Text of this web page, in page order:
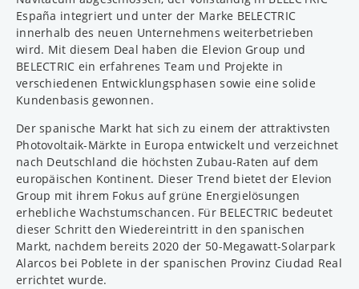
España integriert und unter der Marke BELECTRIC
innerhalb des neuen Unternehmens weiterbetrieben
wird. Mit diesem Deal haben die Elevion Group und
BELECTRIC ein erfahrenes Team und Projekte in
verschiedenen Entwicklungsphasen sowie eine solide
Kundenbasis gewonnen.
Der spanische Markt hat sich zu einem der attraktivsten
Photovoltaik-Märkte in Europa entwickelt und verzeichnet
nach Deutschland die höchsten Zubau-Raten auf dem
europäischen Kontinent. Dieser Trend bietet der Elevion
Group mit ihrem Fokus auf grüne Energielösungen
erhebliche Wachstumschancen. Für BELECTRIC bedeutet
dieser Schritt den Wiedereintritt in den spanischen
Markt, nachdem bereits 2020 der 50-Megawatt-Solarpark
Alarcos bei Poblete in der spanischen Provinz Ciudad Real
errichtet wurde.